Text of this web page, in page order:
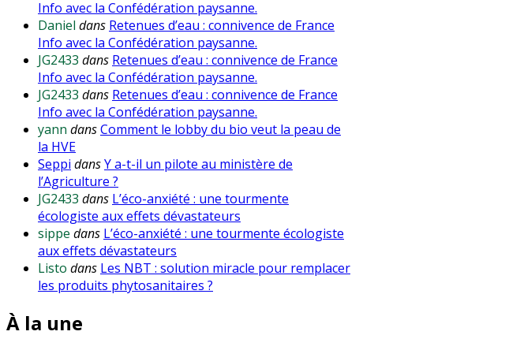
Info avec la Confédération paysanne.
Daniel dans Retenues d’eau : connivence de France
Info avec la Confédération paysanne.
JG2433 dans Retenues d’eau : connivence de France
Info avec la Confédération paysanne.
JG2433 dans Retenues d’eau : connivence de France
Info avec la Confédération paysanne.
yann dansComment le lobby du bio veut la peau de
la HVE
Seppi dansY a-t-il un pilote au ministère de
l’Agriculture ?
JG2433 dans L’éco-anxiété : une tourmente
écologiste aux effets dévastateurs
sippe dans L’éco-anxiété : une tourmente écologiste
aux effets dévastateurs
Listo dans Les NBT : solution miracle pour remplacer
les produits phytosanitaires ?
À la une